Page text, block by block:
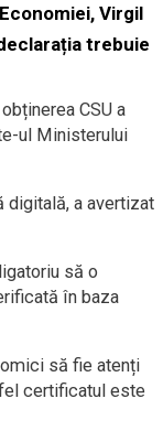
Virgil
trebuie
CSU a
ul Ministerului
digitală, a avertizat
să o
în baza
să fie atenți
certificatul este